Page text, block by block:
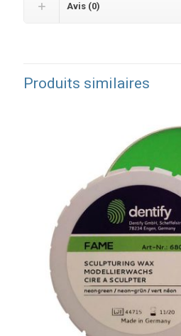
Avis (0)
Produits similaires